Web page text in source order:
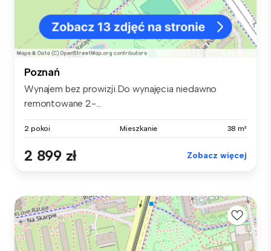
Poznań
Wynajem bez prowizji.Do wynajęcia niedawno
remontowane 2-...
2 pokoi Mieszkanie 38 m²
2 899 zł Zobacz więcej